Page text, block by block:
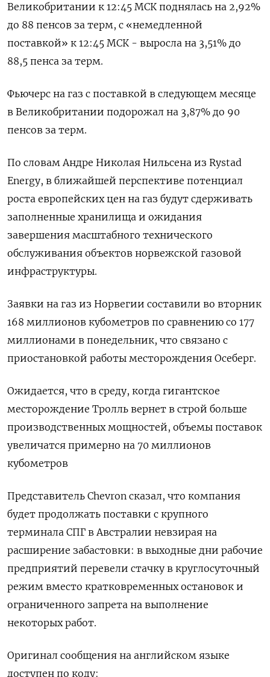
Великобритании к 12:45 МСК поднялась на 2,92%
до 88 пенсов за терм, с «немедленной
поставкой» к 12:45 МСК - выросла на 3,51% до
88,5 пенса за терм.
Фьючерс на газ с поставкой в следующем месяце
в Великобритании подорожал на 3,87% до 90
пенсов за терм.
По словам Андре Николая Нильсена из Rystad
Energy, в ближайшей перспективе потенциал
роста европейских цен на газ будут сдерживать
заполненные хранилища и ожидания
завершения масштабного технического
обслуживания объектов норвежской газовой
инфраструктуры.
Заявки на газ из Норвегии составили во вторник
168 миллионов кубометров по сравнению со 177
миллионами в понедельник, что связано с
приостановкой работы месторождения Осеберг.
Ожидается, что в среду, когда гигантское
месторождение Тролль вернет в строй больше
производственных мощностей, объемы поставок
увеличатся примерно на 70 миллионов
кубометров
Представитель Chevron сказал, что компания
будет продолжать поставки с крупного
терминала СПГ в Австралии невзирая на
расширение забастовки: в выходные дни рабочие
предприятий перевели стачку в круглосуточный
режим вместо кратковременных остановок и
ограниченного запрета на выполнение
некоторых работ.
Оригинал сообщения на английском языке
доступен по коду: